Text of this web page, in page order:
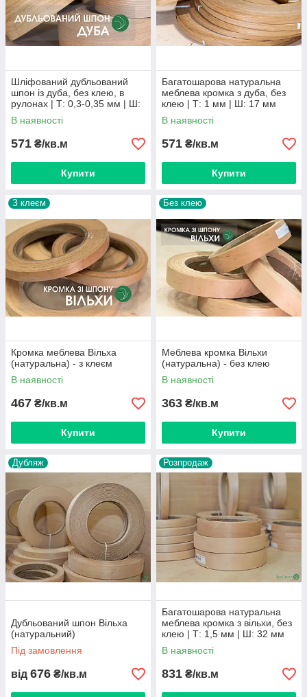
Шліфований дубльований
шпон із дуба, без клею, в
рулонах | Т: 0,3-0,35 мм | Ш:
97 / 118 / 160 мм
В наявності
571 ₴/кв.м
Купити
Багатошарова натуральна
меблева кромка з дуба, без
клею | Т: 1 мм | Ш: 17 мм
В наявності
571 ₴/кв.м
Купити
З клеєм
Кромка меблева Вільха
(натуральна) - з клеєм
В наявності
467 ₴/кв.м
Купити
Без клею
Меблева кромка Вільхи
(натуральна) - без клею
В наявності
363 ₴/кв.м
Купити
Дубляж
Дубльований шпон Вільха
(натуральний)
Під замовлення
від 676 ₴/кв.м
Розпродаж
Багатошарова натуральна
меблева кромка з вільхи, без
клею | Т: 1,5 мм | Ш: 32 мм
В наявності
831 ₴/кв.м